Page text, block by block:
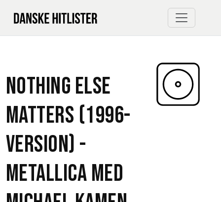
Nothing Else
Matters (1996-
version) -
Metallicamed